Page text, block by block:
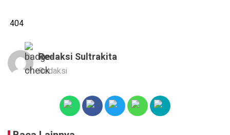
404
Redaksi Sultrakita
Redaksi